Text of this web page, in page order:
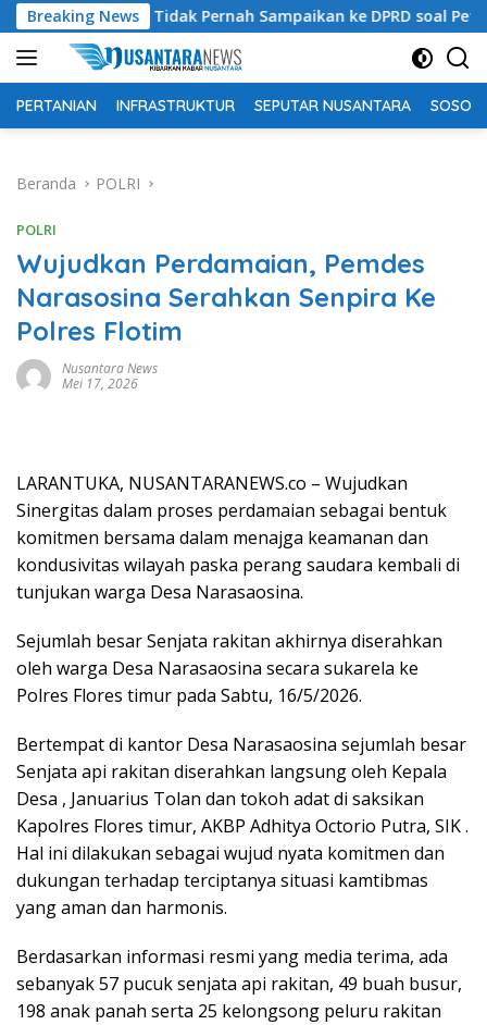
Langsung
ke
konten
Breaking News
Tidak Pernah Sampaikan ke DPRD soal Peternakan
PERTANIAN INFRASTRUKTUR SEPUTAR NUSANTARA SOSOK
Beranda POLRI
POLRI
Wujudkan Perdamaian, Pemdes
Narasosina Serahkan Senpira Ke
Polres Flotim
Nusantara News
Mei 17, 2026
LARANTUKA, NUSANTARANEWS.co – Wujudkan
Sinergitas dalam proses perdamaian sebagai bentuk
komitmen bersama dalam menajga keamanan dan
kondusivitas wilayah paska perang saudara kembali di
tunjukan warga Desa Narasaosina.
Sejumlah besar Senjata rakitan akhirnya diserahkan
oleh warga Desa Narasaosina secara sukarela ke
Polres Flores timur pada Sabtu, 16/5/2026.
Bertempat di kantor Desa Narasaosina sejumlah besar
Senjata api rakitan diserahkan langsung oleh Kepala
Desa , Januarius Tolan dan tokoh adat di saksikan
Kapolres Flores timur, AKBP Adhitya Octorio Putra, SIK .
Hal ini dilakukan sebagai wujud nyata komitmen dan
dukungan terhadap terciptanya situasi kamtibmas
yang aman dan harmonis.
Berdasarkan informasi resmi yang media terima, ada
sebanyak 57 pucuk senjata api rakitan, 49 buah busur,
198 anak panah serta 25 kelongsong peluru rakitan